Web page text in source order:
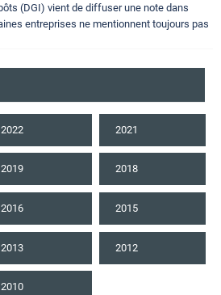
(DGI) vient de diffuser une note dans
entreprises ne mentionnent toujours pas
2022 2021
2019 2018
2016 2015
2013 2012
2010